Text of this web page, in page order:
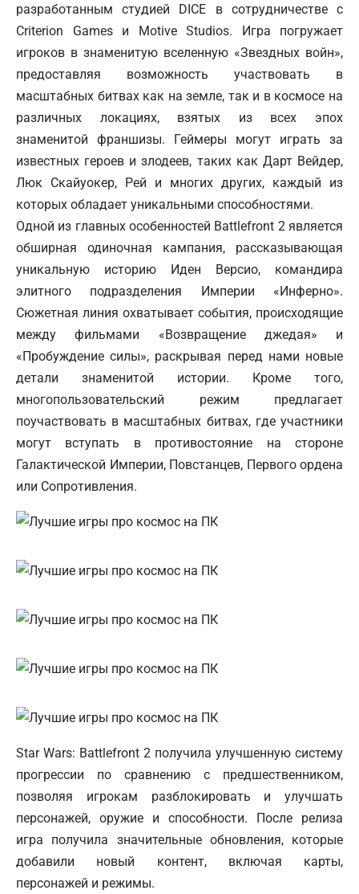
разработанным студией DICE в сотрудничестве с
Criterion Games и Motive Studios. Игра погружает
игроков в знаменитую вселенную «Звездных войн»,
предоставляя возможность участвовать в
масштабных битвах как на земле, так и в космосе на
различных локациях, взятых из всех эпох
знаменитой франшизы. Геймеры могут играть за
известных героев и злодеев, таких как Дарт Вейдер,
Люк Скайуокер, Рей и многих других, каждый из
которых обладает уникальными способностями.
Одной из главных особенностей Battlefront 2 является
обширная одиночная кампания, рассказывающая
уникальную историю Иден Версио, командира
элитного подразделения Империи «Инферно».
Сюжетная линия охватывает события, происходящие
между фильмами «Возвращение джедая» и
«Пробуждение силы», раскрывая перед нами новые
детали знаменитой истории. Кроме того,
многопользовательский режим предлагает
поучаствовать в масштабных битвах, где участники
могут вступать в противостояние на стороне
Галактической Империи, Повстанцев, Первого ордена
или Сопротивления.
Star Wars: Battlefront 2 получила улучшенную систему
прогрессии по сравнению с предшественником,
позволяя игрокам разблокировать и улучшать
персонажей, оружие и способности. После релиза
игра получила значительные обновления, которые
добавили новый контент, включая карты,
персонажей и режимы.